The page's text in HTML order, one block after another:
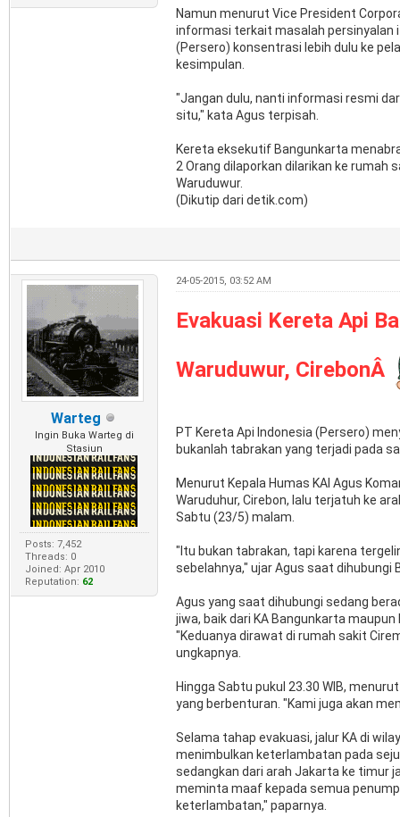
Namun menurut Vice President
informasi terkait masalah persinyalan
(Persero) konsentrasi lebih dulu ke
kesimpulan.
"Jangan dulu, nanti informasi resmi
situ," kata Agus terpisah.
Kereta eksekutif Bangunkarta
2 Orang dilaporkan dilarikan ke
Waruduwur.
(Dikutip dari detik.com)
Warteg
Ingin Buka Warteg di
Stasiun
Posts: 7,452
Threads: 0
Joined: Apr 2010
Reputation: 62
24-05-2015, 03:52 AM
Evakuasi Kereta Api
Waruduwur, CirebonÂ
PT Kereta Api Indonesia (Persero)
bukanlah tabrakan yang terjadi pada
Menurut Kepala Humas KAI Agus
Waruduhur, Cirebon, lalu terjatuh ke
Sabtu (23/5) malam.
"Itu bukan tabrakan, tapi karena
sebelahnya," ujar Agus saat
Agus yang saat dihubungi sedang
jiwa, baik dari KA Bangunkarta
"Keduanya dirawat di rumah sakit
ungkapnya.
Hingga Sabtu pukul 23.30 WIB,
yang berbenturan. "Kami juga akan
Selama tahap evakuasi, jalur KA di
menimbulkan keterlambatan pada
sedangkan dari arah Jakarta ke timur
meminta maaf kepada semua
keterlambatan," paparnya.